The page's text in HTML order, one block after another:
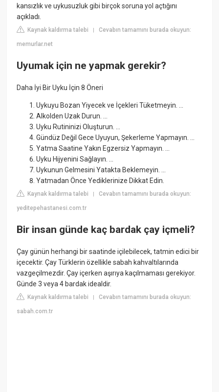
kansızlık ve uykusuzluk gibi birçok soruna yol açtığını
açıkladı.
Kaynak kaldırma talebi |Cevabın tamamını burada okuyun:
memurlar.net
Uyumak için ne yapmak gerekir?
Daha İyi Bir Uyku İçin 8 Öneri
Uykuyu Bozan Yiyecek ve İçekleri Tüketmeyin. ...
Alkolden Uzak Durun. ...
Uyku Rutininizi Oluşturun. ...
Gündüz Değil Gece Uyuyun, Şekerleme Yapmayın. ...
Yatma Saatine Yakın Egzersiz Yapmayın. ...
Uyku Hijyenini Sağlayın. ...
Uykunun Gelmesini Yatakta Beklemeyin. ...
Yatmadan Önce Yediklerinize Dikkat Edin.
Kaynak kaldırma talebi |Cevabın tamamını burada okuyun:
yeditepehastanesi.com.tr
Bir insan günde kaç bardak çay içmeli?
Çay günün herhangi bir saatinde içilebilecek, tatmin edici bir
içecektir. Çay Türklerin özellikle sabah kahvaltılarında
vazgeçilmezdir. Çay içerken aşırıya kaçılmaması gerekiyor.
Günde 3 veya 4 bardak idealdir.
Kaynak kaldırma talebi |Cevabın tamamını burada okuyun:
sabah.com.tr